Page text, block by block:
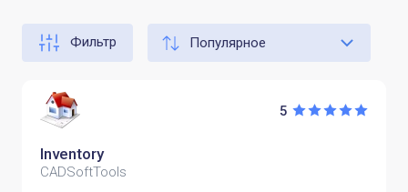
Фильтр
5
Inventory
CADSoftTools